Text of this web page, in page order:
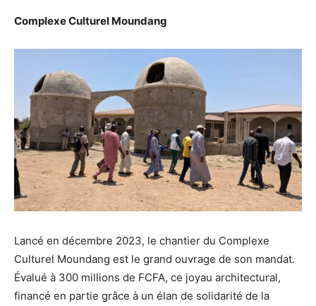
Complexe Culturel Moundang
Lancé en décembre 2023, le chantier du Complexe
Culturel Moundang est le grand ouvrage de son mandat.
Évalué à 300 millions de FCFA, ce joyau architectural,
financé en partie grâce à un élan de solidarité de la